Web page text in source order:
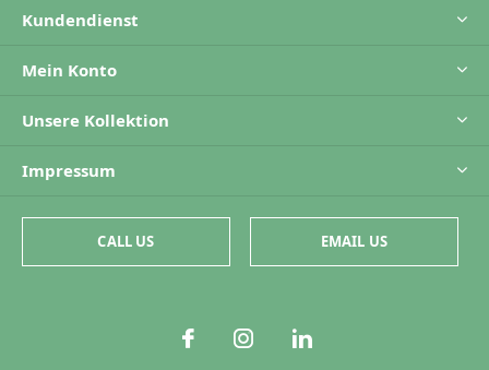
Kundendienst
Mein Konto
Unsere Kollektion
Impressum
CALL US EMAIL US